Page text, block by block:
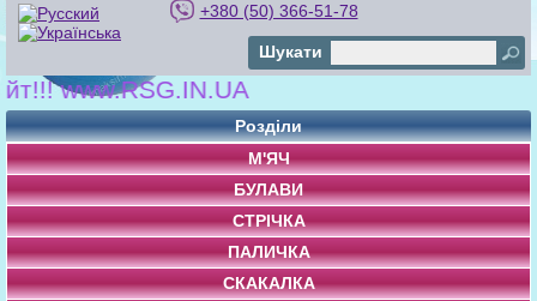
+380 (50) 366-51-78
Шукати
Розділи
М'ЯЧ
БУЛАВИ
СТРІЧКА
ПАЛИЧКА
СКАКАЛКА